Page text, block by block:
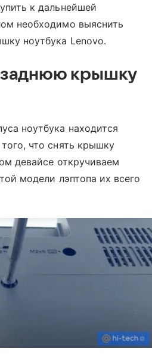
к дальнейшей
необходимо выяснить
ноутбука Lenovo.
заднюю крышку
ноутбука находится
что снять крышку
девайсе откручиваем
модели лэптопа их всего